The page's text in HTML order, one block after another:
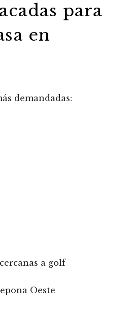
para
en
demandadas:
a golf
Oeste